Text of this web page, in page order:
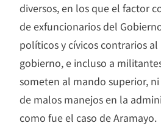
diversos, en los que el factor
de exfuncionarios del
políticos y cívicos contrarios
gobierno, e incluso a
someten al mando superior,
de malos manejos en la
como fue el caso de Aramayo.